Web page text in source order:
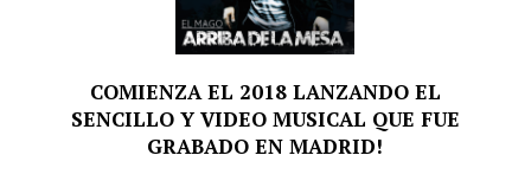
COMIENZA EL 2018 LANZANDO EL
SENCILLO Y VIDEO MUSICAL QUE FUE
GRABADO EN MADRID!